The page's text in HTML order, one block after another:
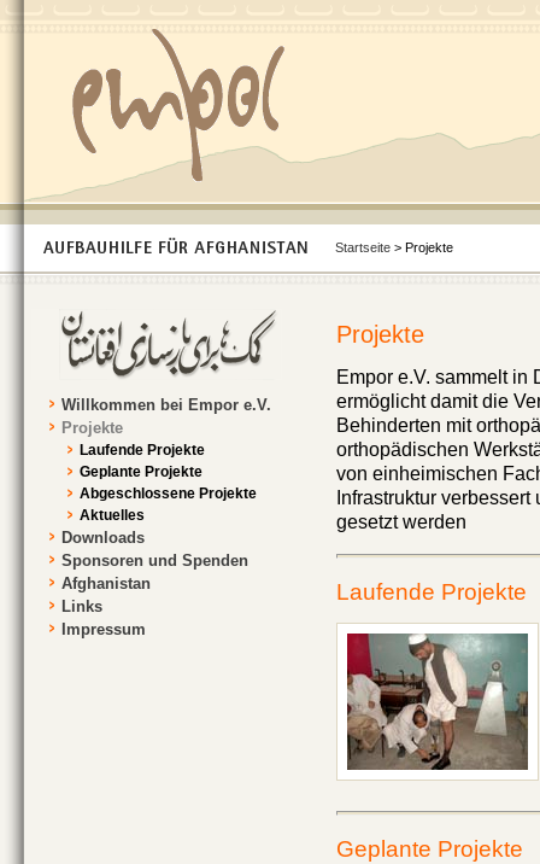
Startseite > Projekte
Willkommen bei Empor e.V.
Projekte
Laufende Projekte
Geplante Projekte
Abgeschlossene Projekte
Aktuelles
Downloads
Sponsoren und Spenden
Afghanistan
Links
Impressum
Projekte
Empor e.V. sammelt in
ermöglicht damit die
Behinderten mit
orthopädischen
von einheimischen
Infrastruktur
gesetzt werden
Laufende Projekte
Geplante Projekte